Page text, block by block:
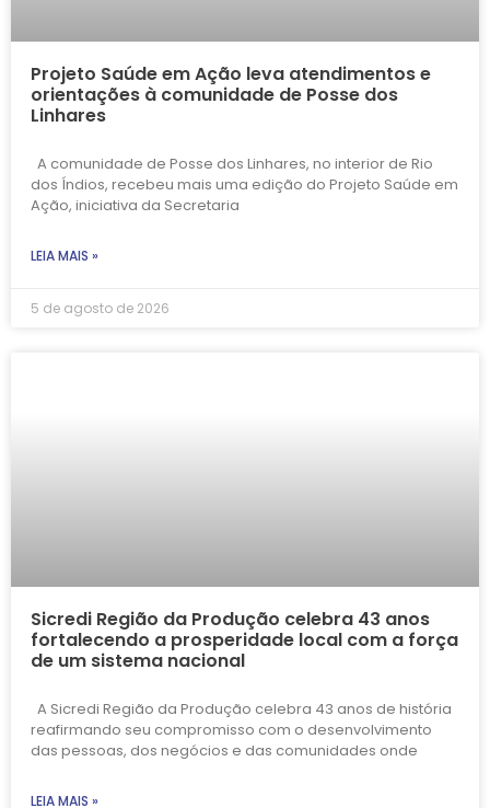
Projeto Saúde em Ação leva atendimentos e
orientações à comunidade de Posse dos
Linhares
A comunidade de Posse dos Linhares, no interior de Rio
dos Índios, recebeu mais uma edição do Projeto Saúde em
Ação, iniciativa da Secretaria
LEIA MAIS »
5 de agosto de 2026
Sicredi Região da Produção celebra 43 anos
fortalecendo a prosperidade local com a força
de um sistema nacional
A Sicredi Região da Produção celebra 43 anos de história
reafirmando seu compromisso com o desenvolvimento
das pessoas, dos negócios e das comunidades onde
LEIA MAIS »